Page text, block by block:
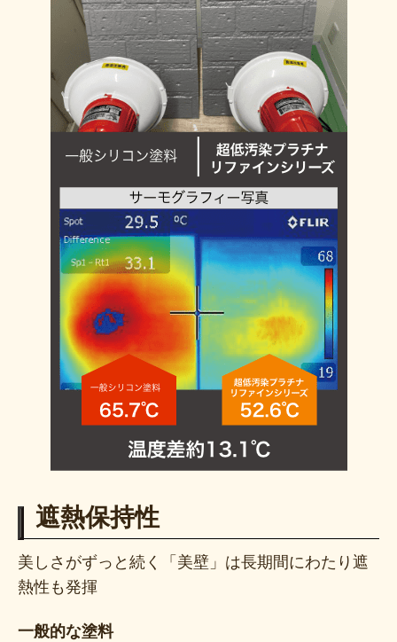
遮熱保持性
美しさがずっと続く「美壁」は長期間にわたり遮
熱性も発揮
一般的な塗料